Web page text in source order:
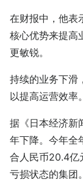
在财报中，他表
核心优势来提高
更敏锐。
持续的业务下滑
以提高运营效率。
据《日本经济新
年下降。今年全
合人民币20.4亿
亏损状态的集团。